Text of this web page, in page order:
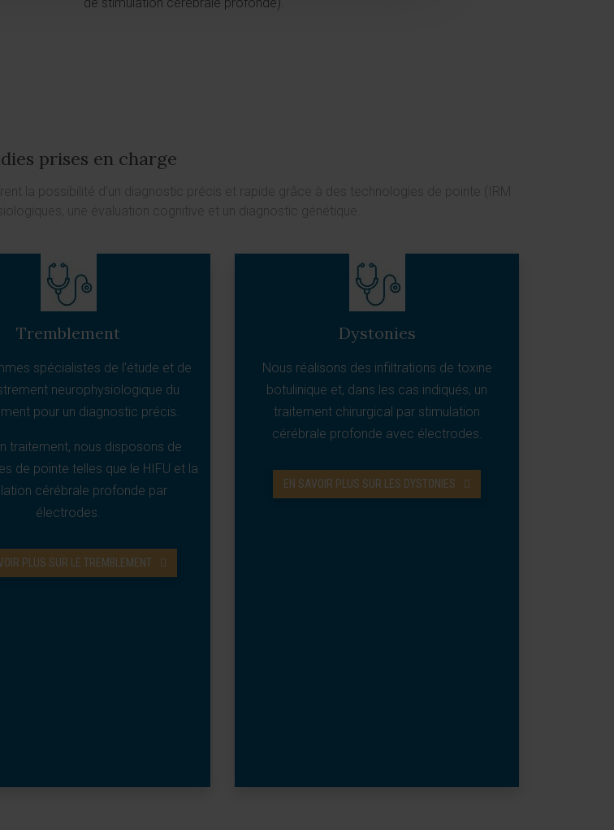
prises en charge
la possibilité d’un diagnostic précis et rapide grâce à des technologies de pointe (IRM
une évaluation cognitive et un diagnostic génétique.
Tremblement
spécialistes de l’étude et de
neurophysiologique du
pour un diagnostic précis.
traitement, nous disposons de
de pointe telles que le HIFU et la
cérébrale profonde par
électrodes.
PLUS SUR LE TREMBLEMENT
Dystonies
Nous réalisons des infiltrations de toxine
botulinique et, dans les cas indiqués, un
traitement chirurgical par stimulation
cérébrale profonde avec électrodes.
EN SAVOIR PLUS SUR LES DYSTONIES